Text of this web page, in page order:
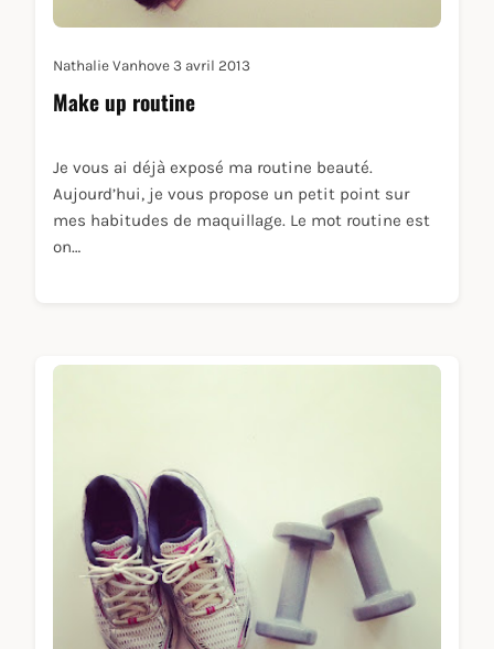
Nathalie Vanhove 3 avril 2013
Make up routine
Je vous ai déjà exposé ma routine beauté.
Aujourd’hui, je vous propose un petit point sur
mes habitudes de maquillage. Le mot routine est
on…